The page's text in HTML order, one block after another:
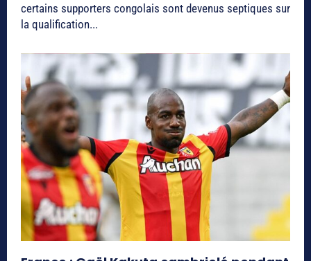
certains supporters congolais sont devenus septiques sur
la qualification...